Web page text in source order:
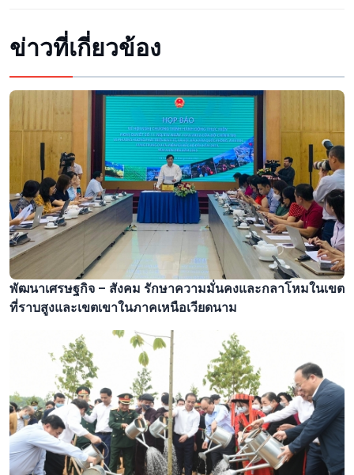
ข่าวที่เกี่ยวข้อง
พัฒนาเศรษฐกิจ – สังคม รักษาความมั่นคงและกลาโหมในเขต
ที่ราบสูงและเขตเขาในภาคเหนือเวียดนาม